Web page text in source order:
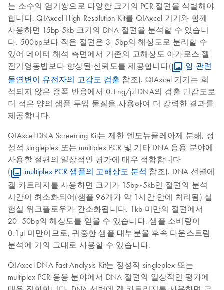
는 소수의 염기쌍으로 다양한 크기의 PCR 절편을 식별해야
합니다. QIAxcel High Resolution Kit를 QIAxcel 기기와 함께
사용하면 15bp-5kb 크기의 DNA 절편을 분석할 수 있습니
다. 500bp보다 작은 절편은 3–5bp의 해상도로 분리할 수
있어 데이터 해석 측면에서 기존의 고해상도 아가로스 젤
전기영동법보다 향상된 신뢰도를 제공합니다(
암 관련
돌연변이 유전자의 고감도 검출 참조). QIAxcel 기기는 희
석되지 않은 증폭 반응에서 0.1ng/µl DNA의 검출 민감도로
더 적은 양의 샘플 투입 물질을 사용하여 더 강력한 결과를
제공합니다.
QIAxcel DNA Screening Kit는 제한 엔도뉴클레아제 분해, 정
성적 singleplex 또는 multiplex PCR 및 기타 DNA 응용 분야에
사용할 절편의 일상적인 평가에 매우 적합합니다
(
multiplex PCR 샘플의 고해상도 분석 참조). DNA 선별에
겔 카트리지를 사용하면 크기가 15bp~5kb인 절편의 분석
시간이 최소화되어(샘플 96개가 약 1시간 안에 처리됨) 실
험실 워크플로우가 간소화됩니다. 1kb 미만의 절편에서
20–50bp의 해상도를 얻을 수 있습니다. 샘플 소비량이
0.1µl 미만이므로, 귀중한 샘플 대부분을 후속 다운스트림
분석에 거의 그대로 사용할 수 있습니다.
QIAxcel DNA Fast Analysis Kit는 정성적 singleplex 또는
multiplex PCR 응용 분야에서 DNA 절편의 일상적인 평가에